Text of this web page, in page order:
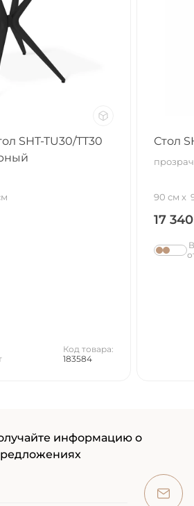
SHT-TU30/TT30
Код товара:
183584
Стол
90 см
17
информацию о